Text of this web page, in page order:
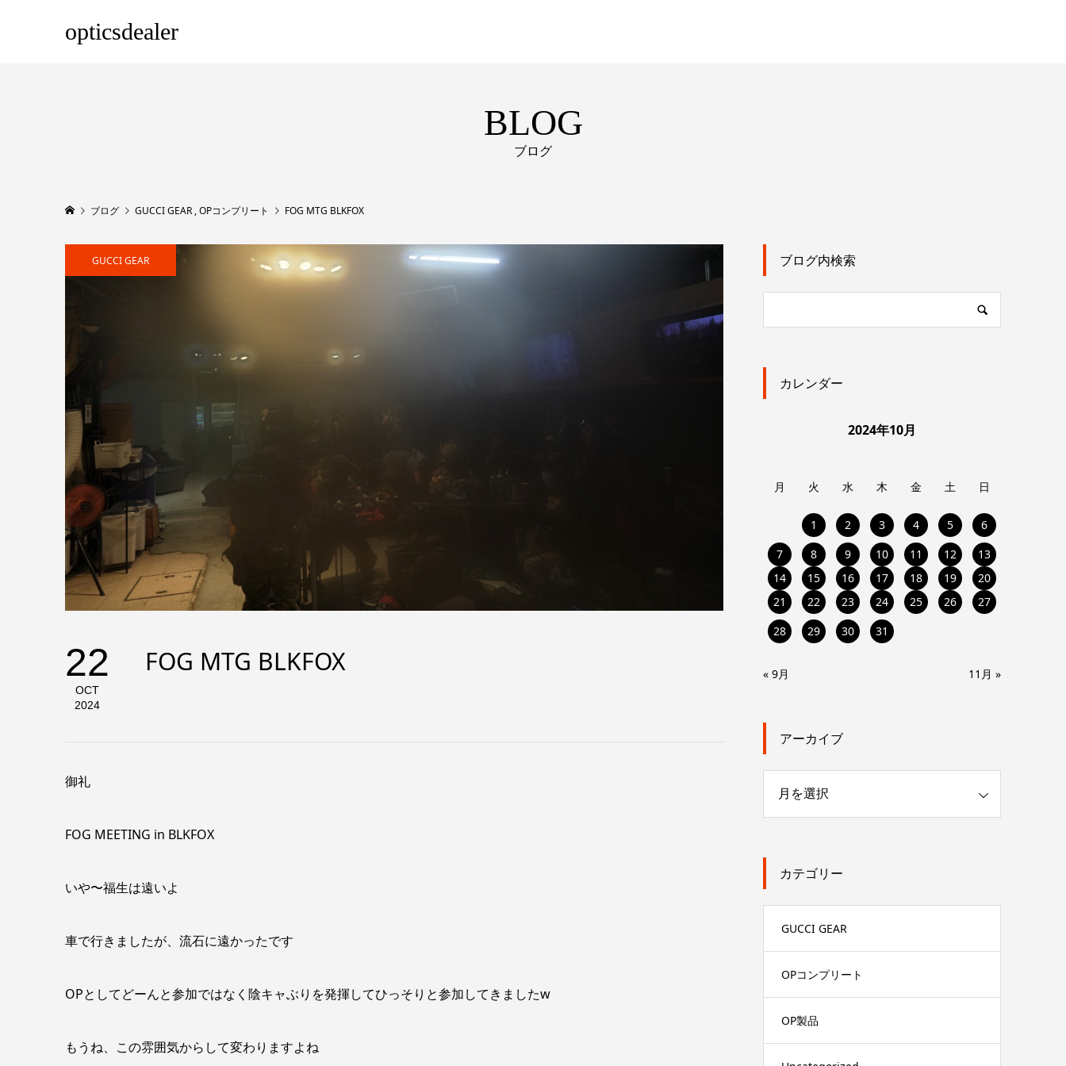
opticsdealer
BLOG
ブログ
ブログ GUCCI GEAR ,OPコンプリート FOG MTG BLKFOX
GUCCI GEAR
22
OCT
2024
FOG MTG BLKFOX
御礼
FOG MEETING in BLKFOX
いや〜福生は遠いよ
車で行きましたが、流石に遠かったです
OPとしてどーんと参加ではなく陰キャぶりを発揮してひっそりと参加してきましたw
もうね、この雰囲気からして変わりますよね
ブログ内検索
カレンダー
2024年10月
月 火 水 木 金 土 日
1 2 3 4 5
6
7
8 9 10 11 12
13
14
15 16 17 18 19
20
21
22 23 24 25 26
27
28
29 30 31
« 9月 11月 »
アーカイブ
カテゴリー
GUCCI GEAR
OPコンプリート
OP製品